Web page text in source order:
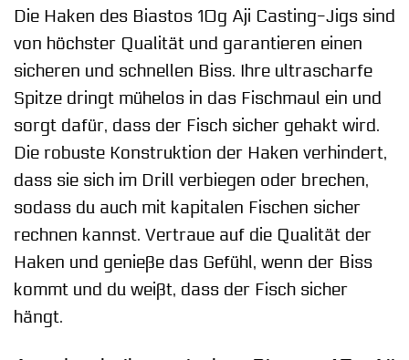
Die Haken des Biastos 10g Aji Casting-Jigs sind
von höchster Qualität und garantieren einen
sicheren und schnellen Biss. Ihre ultrascharfe
Spitze dringt mühelos in das Fischmaul ein und
sorgt dafür, dass der Fisch sicher gehakt wird.
Die robuste Konstruktion der Haken verhindert,
dass sie sich im Drill verbiegen oder brechen,
sodass du auch mit kapitalen Fischen sicher
rechnen kannst. Vertraue auf die Qualität der
Haken und genieße das Gefühl, wenn der Biss
kommt und du weißt, dass der Fisch sicher
hängt.